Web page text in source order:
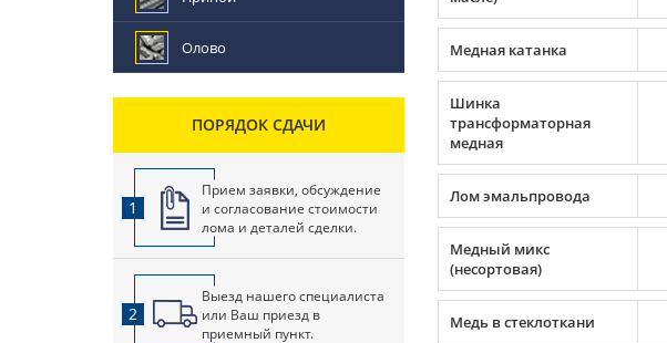
Медная катанка
Шинка
трансформаторная
медная
Лом эмальпровода
Медный микс
(несортовая)
Медь в стеклоткани
Олово
ПОРЯДОК СДАЧИ
1
Прием заявки, обсуждение
и согласование стоимости
лома и деталей сделки.
2
Выезд нашего специалиста
или Ваш приезд в
приемный пункт.